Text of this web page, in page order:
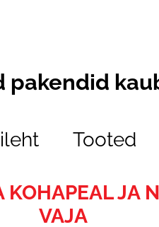
pakendid
Tooted
JA
VAJA